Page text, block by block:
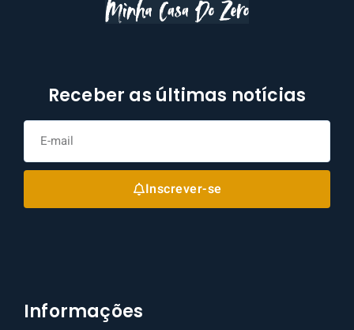
Receber as últimas notícias
Inscrever-se
Informações